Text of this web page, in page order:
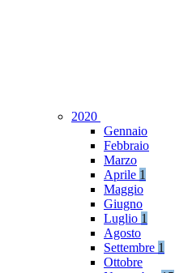
2020
Gennaio
Febbraio
Marzo
Aprile 1
Maggio
Giugno
Luglio 1
Agosto
Settembre 1
Ottobre